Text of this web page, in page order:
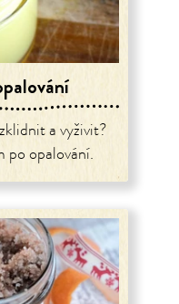
a vyživit?
po opalování.